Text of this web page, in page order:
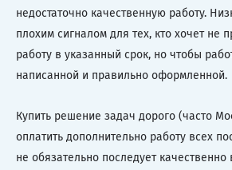
недостаточно качественную работу.
плохим сигналом для тех, кто хочет не
работу в указанный срок, но чтобы
написанной и правильно оформленной.
Купить решение задач дорого (часто
оплатить дополнительно работу всех
не обязательно последует